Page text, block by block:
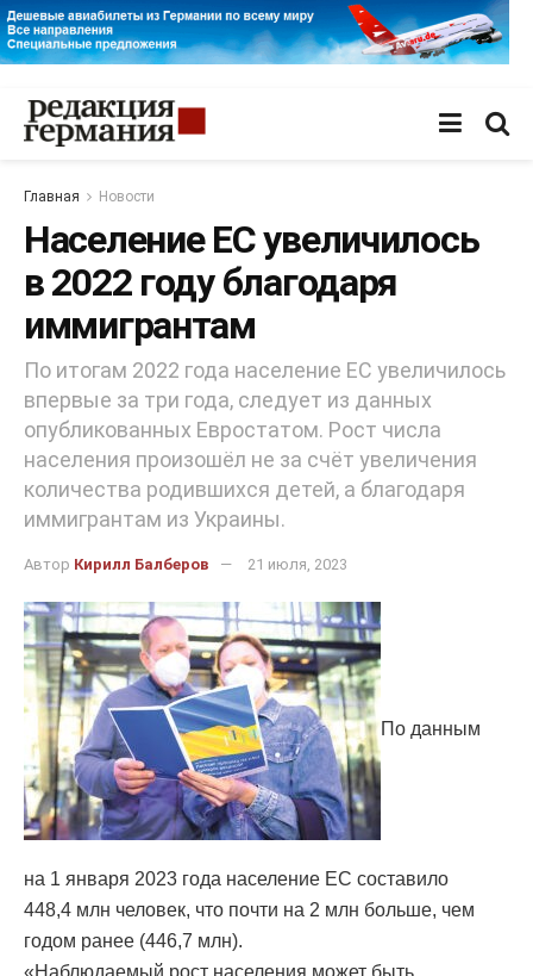
Главная Новости
Население ЕС увеличилось
в 2022 году благодаря
иммигрантам
По итогам 2022 года население ЕС увеличилось
впервые за три года, следует из данных
опубликованных Евростатом. Рост числа
населения произошёл не за счёт увеличения
количества родившихся детей, а благодаря
иммигрантам из Украины.
Автор Кирилл Балберов 21 июля, 2023
По данным
на 1 января 2023 года население ЕС составило
448,4 млн человек, что почти на 2 млн больше, чем
годом ранее (446,7 млн).